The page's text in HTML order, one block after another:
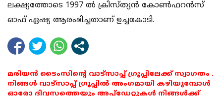
ലക്ഷ്യത്തോടെ 1997 ല്‍ ക്രിസ്ത്യന്‍ കോണ്‍ഫറന്‍സ്
ഓഫ് ഏഷ്യ ആരംഭിച്ചതാണ് ഉച്ചകോടി.
മരിയൻ ടൈംസിന്റെ വാട്സാപ്പ് ഗ്രൂപ്പിലേക്ക് സ്വാഗതം .
നിങ്ങൾ വാട്സാപ്പ് ഗ്രൂപ്പിൽ അംഗമായി കഴിയുമ്പോൾ
ഓരോ ദിവസത്തെയും അപ്ഡേറ്റുകൾ നിങ്ങൾക്ക്